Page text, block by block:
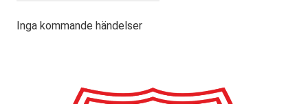
Inga kommande händelser